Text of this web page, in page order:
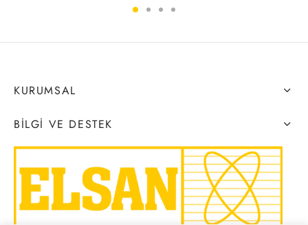
KURUMSAL
BILGI VE DESTEK